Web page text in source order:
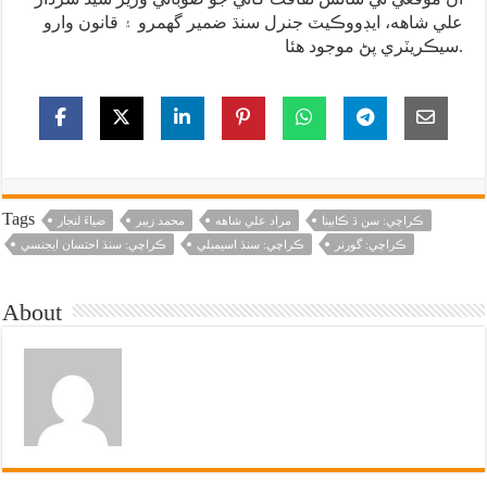
علي شاهه، ايڊووڪيٽ جنرل سنڌ ضمير گهمرو ۽ قانون وارو
سيڪريٽري پڻ موجود هئا.
Tags ضياءَ لنجار محمد زبير مراد علي شاهه
ڪراچي: سن ڌ ڪابينا
ڪراچي: سنڌ احتسان ايجنسي
ڪراچي: سنڌ اسيمبلي ڪراچي: گورنر
About